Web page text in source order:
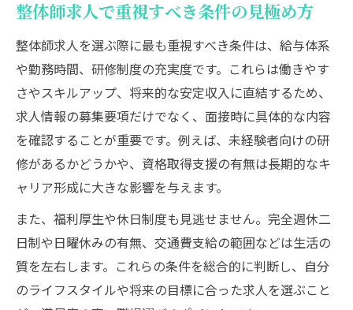
整体師未経験でも活躍できる求人の特徴
整体師求人で重視される人物像と適性
未経験者が整体師求人で選ぶべき研修制度
整体師未経験求人を選ぶ際の注意事項
整体師求人を比較するポイント徹底解説
整体師求人の比較で見るべき福利厚生の違
い
整体師求人サイトを有効活用する方法
正社員整体師求人と契約社員求人の違い
整体師求人の仕事内容や勤務形態の比較
整体師求人で注目したい賞与や昇給制度
正社員として働く整体師の魅力とは
整体師求人で重視すべき条件の見極め方
整体師求人を選ぶ際に最も重視すべき条件は、給与体系
や勤務時間、研修制度の充実度です。これらは働きやす
さやスキルアップ、将来的な安定収入に直結するため、
求人情報の募集要項だけでなく、面接時に具体的な内容
を確認することが重要です。例えば、未経験者向けの研
修があるかどうかや、資格取得支援の有無は長期的なキ
ャリア形成に大きな影響を与えます。
また、福利厚生や休日制度も見逃せません。完全週休二
日制や日曜休みの有無、交通費支給の範囲などは生活の
質を左右します。これらの条件を総合的に判断し、自分
のライフスタイルや将来の目標に合った求人を選ぶこと